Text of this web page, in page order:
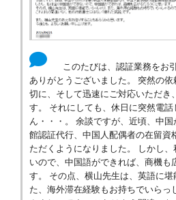
このたびは、認証業務をお
ありがとうございました。 突然の
切に、そして迅速にご対応いただき
す。 それにしても、休日に突然電
ん・・・。 余談ですが、近頃、中
館認証代行、中国人配偶者の在留資
ただくようになりました。 しかし
いので、中国語ができれば、商機も
す。 その点、横山先生は、英語に
た、海外滞在経験もお持ちでいらっ